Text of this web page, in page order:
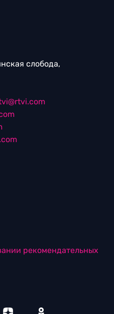
слобода,
рекомендательных